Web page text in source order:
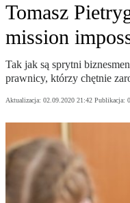
Tomasz
mission
Tak jak są sprytni
prawnicy, którzy chętnie
Aktualizacja: 02.09.2020 21:42 Publikacja: